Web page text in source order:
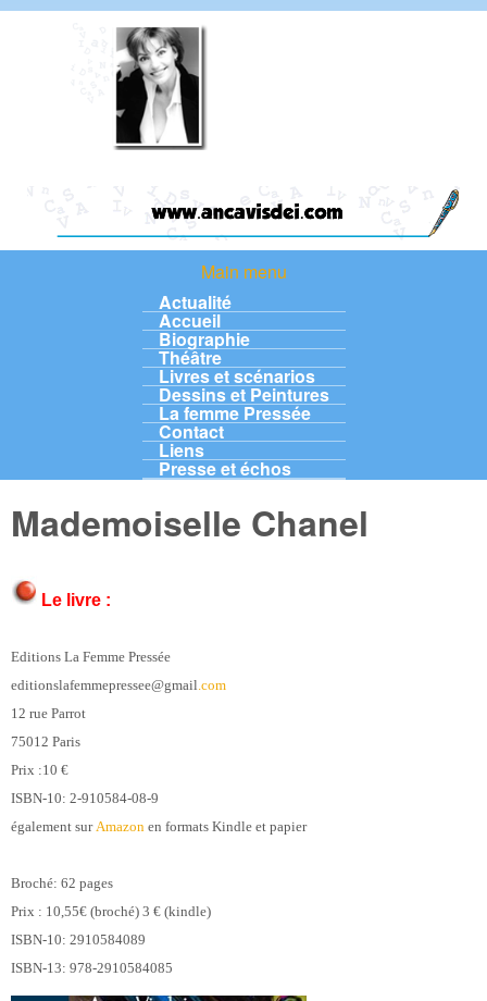
Aller au contenu principal
Main menuMain menu
Actualité
Accueil
Biographie
Théâtre
Livres et scénarios
Dessins et Peintures
La femme Pressée
Contact
Liens
Presse et échos
Mademoiselle Chanel
Le livre :
Editions La Femme Pressée
editionslafemmepressee@gmail .com
12 rue Parrot
75012 Paris
Prix :10 €
ISBN-10: 2-910584-08-9
également sur Amazon en formats Kindle et papier
Broché: 62 pages
Prix : 10,55€ (broché) 3 € (kindle)
ISBN-10: 2910584089
ISBN-13: 978-2910584085